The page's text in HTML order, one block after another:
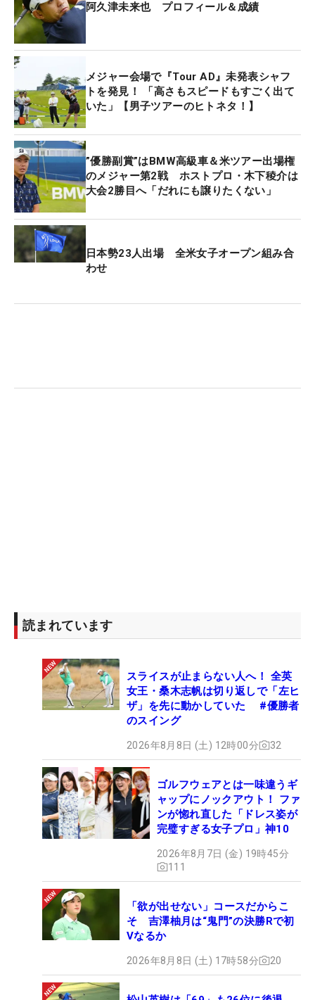
阿久津未来也 プロフィール＆成績
メジャー会場で『Tour AD』未発表シャフ
トを発見！ 「高さもスピードもすごく出て
いた」【男子ツアーのヒトネタ！】
”優勝副賞”はBMW高級車＆米ツアー出場権
のメジャー第2戦 ホストプロ・木下稜介は
大会2勝目へ「だれにも譲りたくない」
日本勢23人出場 全米女子オープン組み合
わせ
読まれています
スライスが止まらない人へ！ 全英
女王・桑木志帆は切り返しで「左ヒ
ザ」を先に動かしていた #優勝者
のスイング
2026年8月8日 (土) 12時00分 32
ゴルフウェアとは一味違うギ
ャップにノックアウト！ ファ
ンが惚れ直した「ドレス姿が
完璧すぎる女子プロ」神10
2026年8月7日 (金) 19時45分
111
「欲が出せない」コースだからこ
そ 吉澤柚月は“鬼門”の決勝Rで初
Vなるか
2026年8月8日 (土) 17時58分 20